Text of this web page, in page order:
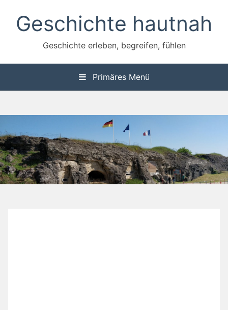
Inhalt
springenGeschichte hautnah
Geschichte erleben, begreifen, fühlen
Primäres Menü